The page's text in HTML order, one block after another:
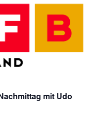
mit Udo